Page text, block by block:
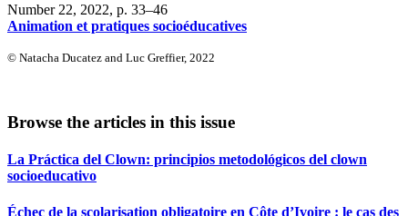
Number 22, 2022, p. 33–46
Animation et pratiques socioéducatives
© Natacha Ducatez and Luc Greffier, 2022
Browse the articles in this issue
La Práctica del Clown: principios metodológicos del clown
socioeducativo
Échec de la scolarisation obligatoire en Côte d’Ivoire : le cas des